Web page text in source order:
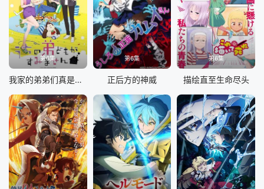
第6集
我家的弟弟们真是让您费心了
第6集
正后方的神威
第6集
描绘直至生命尽头